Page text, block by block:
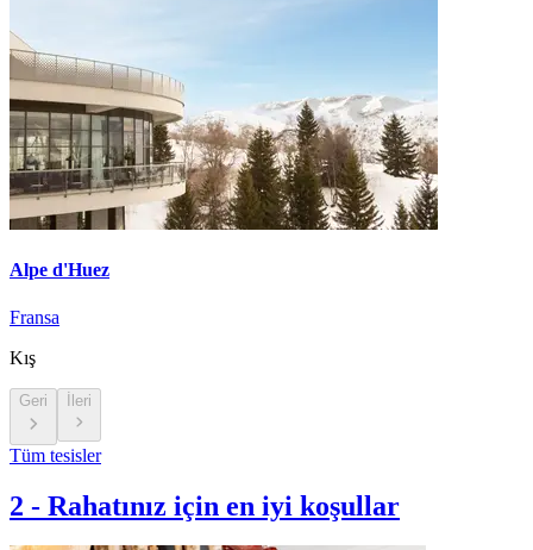
Alpe d'Huez
Fransa
Kış
Geri İleri
Tüm tesisler
2 - Rahatınız için en iyi koşullar